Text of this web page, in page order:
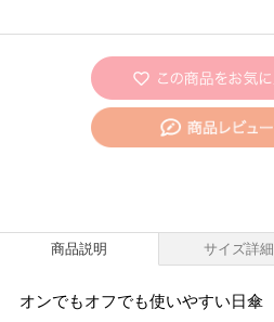
商品説明 サイズ詳細
オンでもオフでも使いやすい日傘